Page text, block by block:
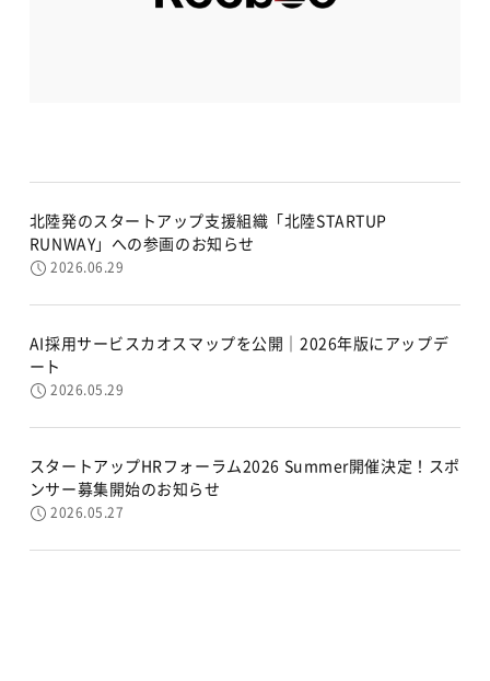
北陸発のスタートアップ支援組織「北陸STARTUP
RUNWAY」への参画のお知らせ
2026.06.29
AI採用サービスカオスマップを公開｜2026年版にアップデ
ート
2026.05.29
スタートアップHRフォーラム2026 Summer開催決定！スポ
ンサー募集開始のお知らせ
2026.05.27